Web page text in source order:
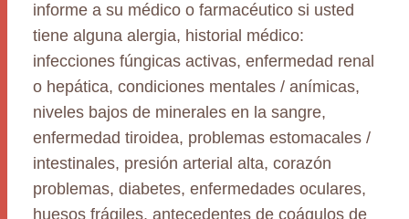
informe a su médico o farmacéutico si usted
tiene alguna alergia, historial médico:
infecciones fúngicas activas, enfermedad renal
o hepática, condiciones mentales / anímicas,
niveles bajos de minerales en la sangre,
enfermedad tiroidea, problemas estomacales /
intestinales, presión arterial alta, corazón
problemas, diabetes, enfermedades oculares,
huesos frágiles, antecedentes de coágulos de